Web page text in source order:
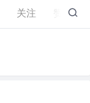
关注 45